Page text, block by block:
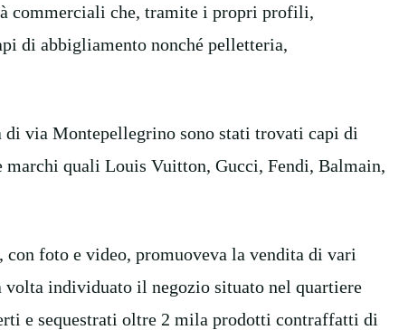
commerciali che, tramite i propri profili,
di abbigliamento nonché pelletteria,
via Montepellegrino sono stati trovati capi di
quali Louis Vuitton, Gucci, Fendi, Balmain,
foto e video, promuoveva la vendita di vari
volta individuato il negozio situato nel quartiere
e sequestrati oltre 2 mila prodotti contraffatti di